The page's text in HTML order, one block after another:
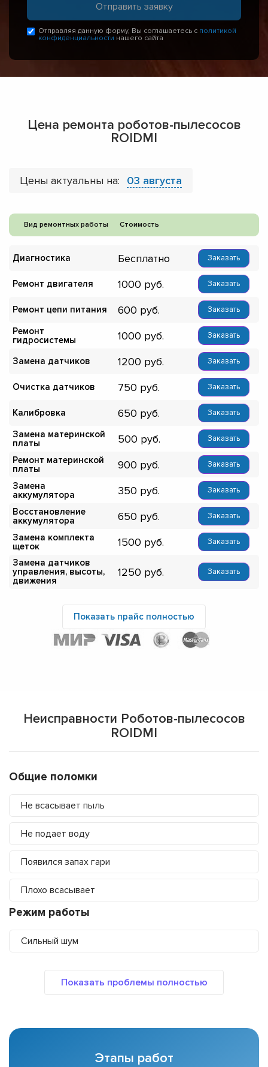
Отправляя данную форму, Вы соглашаетесь с политикой
конфиденциальности нашего сайта
Цена ремонта роботов-пылесосов
ROIDMI
Цены актуальны на: 03 августа
Вид ремонтных работы Стоимость
Диагностика Бесплатно Заказать
Ремонт двигателя 1000 Заказать
Ремонт цепи питания 600 Заказать
Ремонт
гидросистемы
1000 Заказать
Замена датчиков 1200 Заказать
Очистка датчиков 750 Заказать
Калибровка 650 Заказать
Замена материнской
платы
500 Заказать
Ремонт материнской
платы
900 Заказать
Замена
аккумулятора
350 Заказать
Восстановление
аккумулятора
650 Заказать
Замена комплекта
щеток
1500 Заказать
Замена датчиков
управления, высоты,
движения
1250 Заказать
Показать прайс полностью
Неисправности Роботов-пылесосов
ROIDMI
Общие поломки
Не всасывает пыль
Не подает воду
Появился запах гари
Плохо всасывает
Режим работы
Сильный шум
Этапы работ